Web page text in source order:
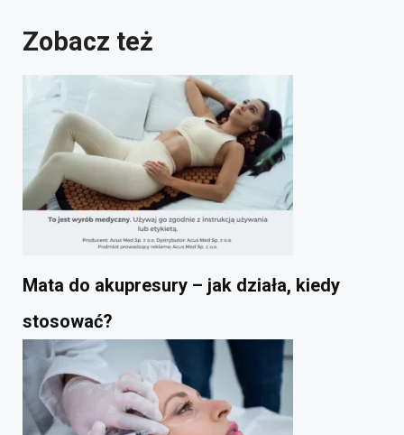
Zobacz też
Mata do akupresury – jak działa, kiedy
stosować?